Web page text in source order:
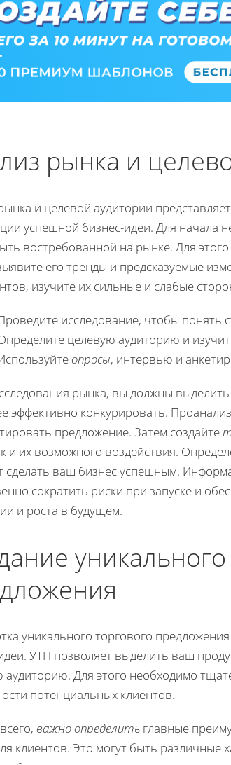
рынка и
и целевой аудитории
успешной бизнес-идеи. Для начала
востребованной на рынке. Для
его тренды и предсказуемые
изучите их сильные и слабые
исследование, чтобы понять
целевую аудиторию и
опросы, интервью и
рынка, вы должны
эффективно конкурировать.
предложение. Затем создайте
и их возможного воздействия.
сделать ваш бизнес успешным.
сократить риски при запуске и
и роста в будущем.
уникального
уникального торгового
УТП позволяет выделить ваш
аудиторию. Для этого необходимо
потенциальных клиентов.
важно определить главные
клиентов. Это могут быть различные